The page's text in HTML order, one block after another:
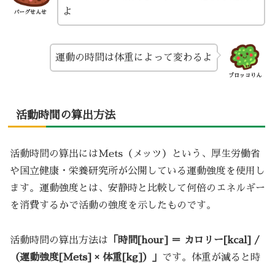
バーグせんせ
よ
ブロッコりん
運動の時間は体重によって変わるよ
活動時間の算出方法
活動時間の算出にはMets（メッツ）という、厚生労働省
や国立健康・栄養研究所が公開している運動強度を使用し
ます。運動強度とは、安静時と比較して何倍のエネルギー
を消費するかで活動の強度を示したものです。
活動時間の算出方法は 「時間[hour] ＝ カロリー[kcal] /
（運動強度[Mets] × 体重[kg]）」 です。体重が減ると時